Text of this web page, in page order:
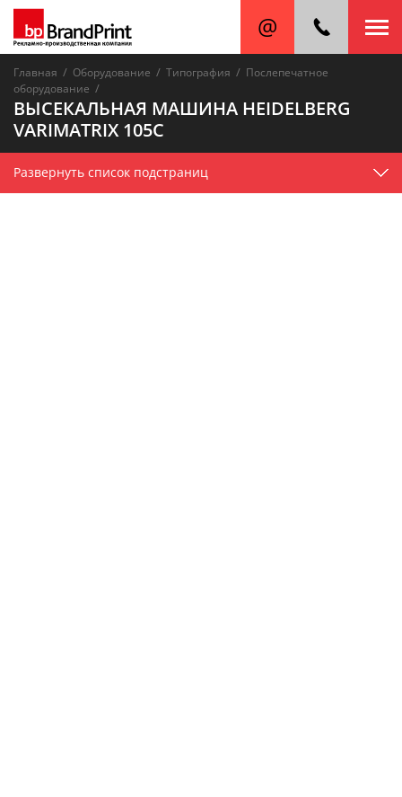
Главная / Оборудование / Типография / Послепечатное
оборудование /
ВЫСЕКАЛЬНАЯ МАШИНА HEIDELBERG
VARIMATRIX 105C
Развернуть список подстраниц